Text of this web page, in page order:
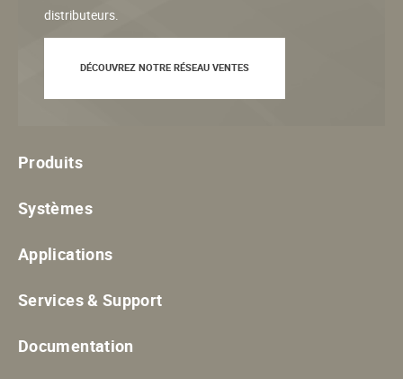
distributeurs.
DÉCOUVREZ NOTRE RÉSEAU VENTES
Produits
Systèmes
Applications
Services & Support
Documentation